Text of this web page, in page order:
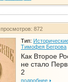
872
Тип:
Тимофея Бегрова
Как Второе
не стало
2
подробнее